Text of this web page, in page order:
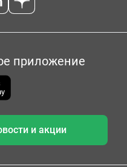
приложение
и акции